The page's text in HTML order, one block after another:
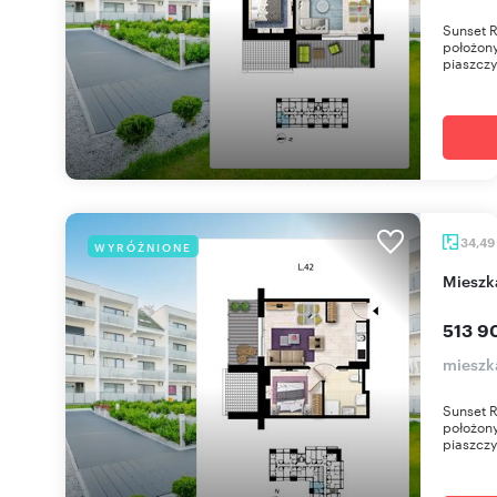
Sunset
WYRÓŻNIONE 34,49
513
Sunset